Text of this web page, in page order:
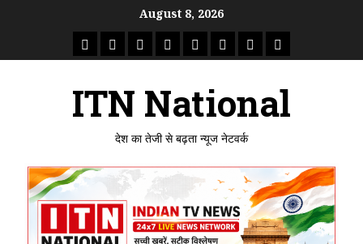
August 8, 2026
राष्ट्रीयताजा
उत्तर
मध्य
राजस्थान
पंजाब गुजरातमहाराष्ट्र
ITN National
देश का तेजी से बढ़ता न्यूज नेटवर्क